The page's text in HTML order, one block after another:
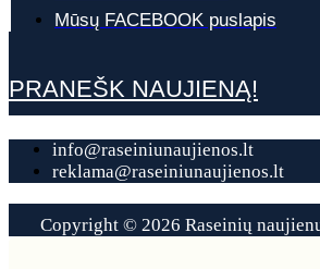
Mūsų FACEBOOK puslapis
PRANEŠK NAUJIENĄ!
info@raseiniunaujienos.lt
reklama@raseiniunaujienos.lt
Copyright © 2026 Raseinių